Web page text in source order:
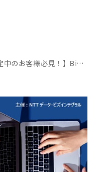
【ERP選定中のお客様必見！】Biz∫(ビズインテグラル) 無料オンラインセミナー